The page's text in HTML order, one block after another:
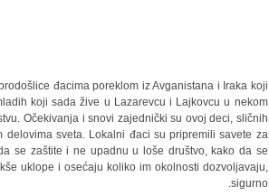
đacima poreklom iz Avganistana i Iraka koji
koji sada žive u Lazarevcu i Lajkovcu u nekom
Očekivanja i snovi zajednički su ovoj deci, sličnih
delovima sveta. Lokalni đaci su pripremili savete za
se zaštite i ne upadnu u loše društvo, kako da se
uklope i osećaju koliko im okolnosti dozvoljavaju,
sigurno.